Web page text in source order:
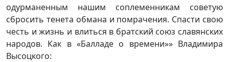
одурманенным нашим соплеменникам советую
сбросить тенета обмана и помрачения. Спасти свою
честь и жизнь и влиться в братский союз славянских
народов. Как в «Балладе о времени»» Владимира
Высоцкого: